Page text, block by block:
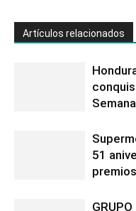
Artículos relacionados
51